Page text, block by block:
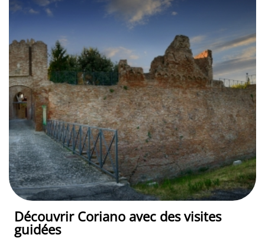
Découvrir Coriano avec des visites
guidées